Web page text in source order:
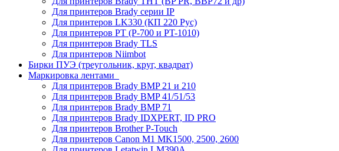
Для принтеров Brady серии IP
Для принтеров LK330 (КП 220 Рус)
Для принтеров PT (P-700 и PT-1010)
Для принтеров Brady TLS
Для принтеров Niimbot
Бирки ПУЭ (треугольник, круг, квадрат)
Маркировка лентами
Для принтеров Brady BMP 21 и 210
Для принтеров Brady BMP 41/51/53
Для принтеров Brady BMP 71
Для принтеров Brady IDXPERT, ID PRO
Для принтеров Brother P-Touch
Для принтеров Canon M1 MK1500, 2500, 2600